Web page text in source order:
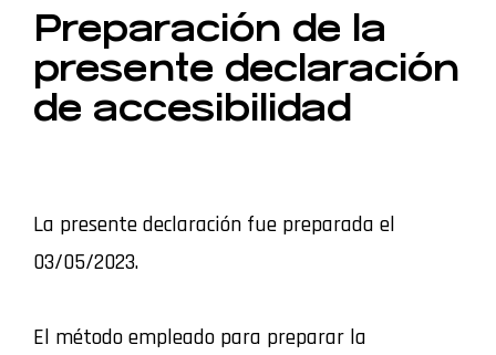
Preparación de la
presente declaración
de accesibilidad
La presente declaración fue preparada el
03/05/2023.
El método empleado para preparar la